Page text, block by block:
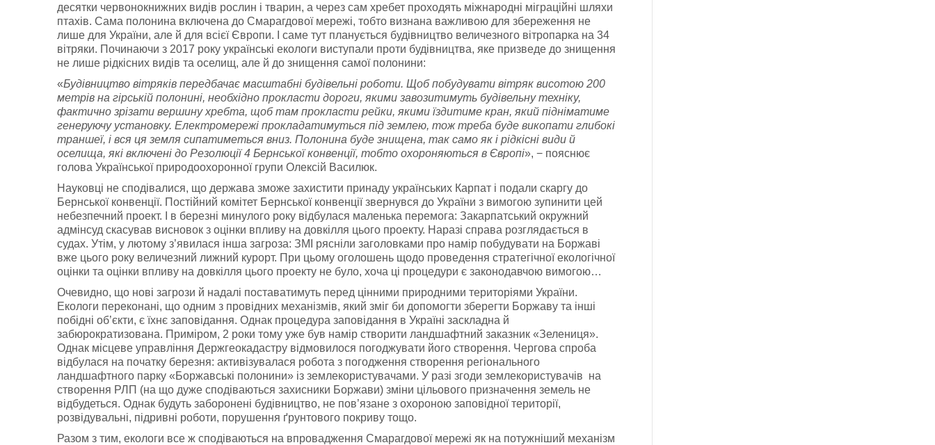
десятки червонокнижних видів рослин і тварин, а через сам хребет проходять міжнародні міграційні шляхи
птахів. Сама полонина включена до Смарагдової мережі, тобто визнана важливою для збереження не
лише для України, але й для всієї Європи. І саме тут планується будівництво величезного вітропарка на 34
вітряки. Починаючи з 2017 року українські екологи виступали проти будівництва, яке призведе до знищення
не лише рідкісних видів та оселищ, але й до знищення самої полонини:
«Будівництво вітряків передбачає масштабні будівельні роботи. Щоб побудувати вітряк висотою 200
метрів на гірській полонині, необхідно прокласти дороги, якими завозитимуть будівельну техніку,
фактично зрізати вершину хребта, щоб там прокласти рейки, якими їздитиме кран, який підніматиме
генеруючу установку. Електромережі прокладатимуться під землею, тож треба буде викопати глибокі
траншеї, і вся ця земля сипатиметься вниз. Полонина буде знищена, так само як і рідкісні види й
оселища, які включені до Резолюції 4 Бернської конвенції, тобто охороняються в Європі», − пояснює
голова Української природоохоронної групи Олексій Василюк.
Науковці не сподівалися, що держава зможе захистити принаду українських Карпат і подали скаргу до
Бернської конвенції. Постійний комітет Бернської конвенції звернувся до України з вимогою зупинити цей
небезпечний проект. І в березні минулого року відбулася маленька перемога: Закарпатський окружний
адмінсуд скасував висновок з оцінки впливу на довкілля цього проекту. Наразі справа розглядається в
судах. Утім, у лютому з’явилася інша загроза: ЗМІ рясніли заголовками про намір побудувати на Боржаві
вже цього року величезний лижний курорт. При цьому оголошень щодо проведення стратегічної екологічної
оцінки та оцінки впливу на довкілля цього проекту не було, хоча ці процедури є законодавчою вимогою…
Очевидно, що нові загрози й надалі поставатимуть перед цінними природними територіями України.
Екологи переконані, що одним з провідних механізмів, який зміг би допомогти зберегти Боржаву та інші
побідні об’єкти, є їхнє заповідання. Однак процедура заповідання в Україні заскладна й
забюрократизована. Приміром, 2 роки тому уже був намір створити ландшафтний заказник «Зелениця».
Однак місцеве управління Держгеокадастру відмовилося погоджувати його створення. Чергова спроба
відбулася на початку березня: активізувалася робота з погодження створення регіонального
ландшафтного парку «Боржавські полонини» із землекористувачами. У разі згоди землекористувачів на
створення РЛП (на що дуже сподіваються захисники Боржави) зміни цільового призначення земель не
відбудеться. Однак будуть заборонені будівництво, не пов’язане з охороною заповідної території,
розвідувальні, підривні роботи, порушення ґрунтового покриву тощо.
Разом з тим, екологи все ж сподіваються на впровадження Смарагдової мережі як на потужніший механізм